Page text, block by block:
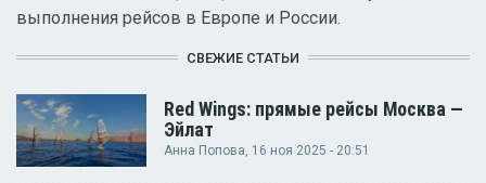
выполнения рейсов в Европе и России.
СВЕЖИЕ СТАТЬИ
Red Wings: прямые рейсы Москва —
Эйлат
Анна Попова , 16 ноя 2025 - 20:51